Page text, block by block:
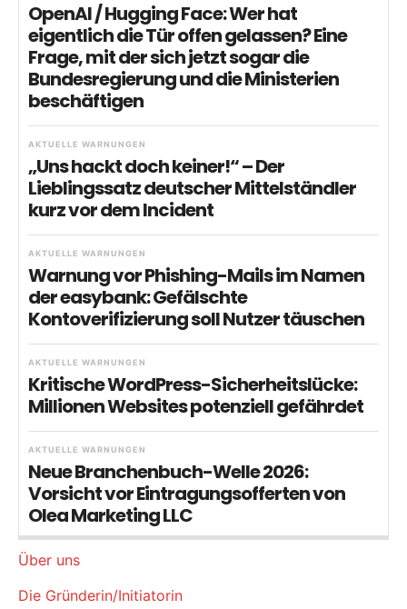
OpenAI / Hugging Face: Wer hat
eigentlich die Tür offen gelassen? Eine
Frage, mit der sich jetzt sogar die
Bundesregierung und die Ministerien
beschäftigen
AKTUELLE WARNUNGEN
„Uns hackt doch keiner!“ – Der
Lieblingssatz deutscher Mittelständler
kurz vor dem Incident
AKTUELLE WARNUNGEN
Warnung vor Phishing-Mails im Namen
der easybank: Gefälschte
Kontoverifizierung soll Nutzer täuschen
AKTUELLE WARNUNGEN
Kritische WordPress-Sicherheitslücke:
Millionen Websites potenziell gefährdet
AKTUELLE WARNUNGEN
Neue Branchenbuch-Welle 2026:
Vorsicht vor Eintragungsofferten von
Olea Marketing LLC
Über uns
Die Gründerin/Initiatorin